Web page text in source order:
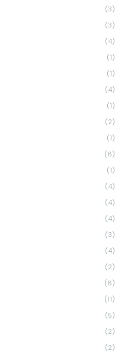
(3)
(3)
(4)
(1)
(1)
(4)
(1)
(2)
(1)
(6)
(1)
(4)
(4)
(4)
(3)
(4)
(2)
(6)
(11)
(5)
(2)
(2)